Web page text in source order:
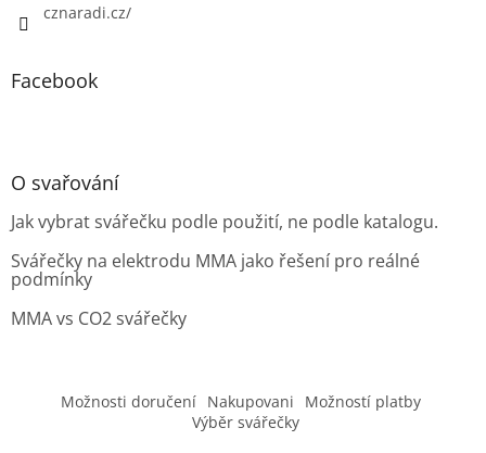
cznaradi.cz/
Facebook
O svařování
Jak vybrat svářečku podle použití, ne podle katalogu.
Svářečky na elektrodu MMA jako řešení pro reálné
podmínky
MMA vs CO2 svářečky
Možnosti doručení Nakupovani
Možností platby
Výběr svářečky